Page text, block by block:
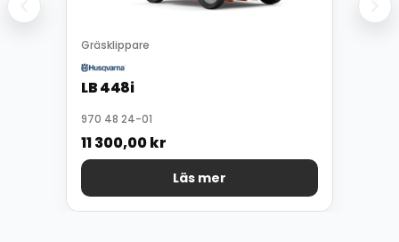
Gräsklippare
LB 448i
970 48 24-01
11 300,00kr
Läs mer